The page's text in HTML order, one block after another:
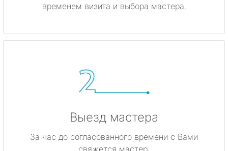
временем визита и выбора мастера.
Выезд мастера
За час до согласованного времени с Вами